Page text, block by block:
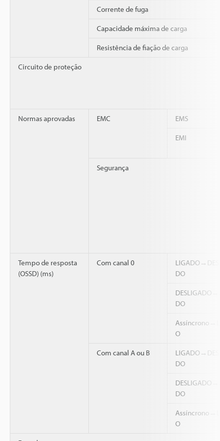
Corrente de fuga
Capacidade máxima de carga
Resistência de fiação de carga
Circuito de proteção
Normas aprovadas EMC EMS
EMI
Segurança
Tempo de resposta
(OSSD) (ms)
Com canal 0
DO
DO
O
Com canal A ou B
DO
DO
O